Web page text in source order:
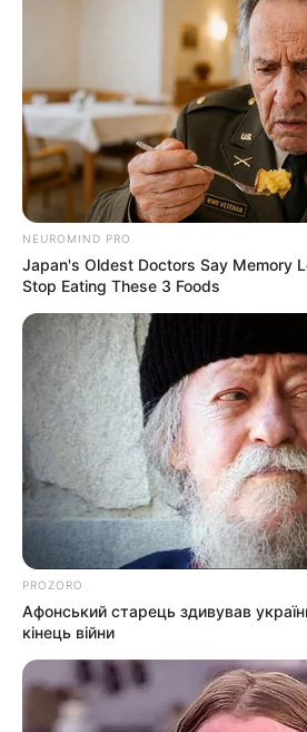
[wp-rss-aggregator id="2"]
Ви пропустили
ГАРЯЧI ПОДІЇ
Скандал у
сотням чоловіків
скасовували
випускали з
(фото)
09.08.2026
ПАРТНЕРСЬКІ МАТЕРІАЛИ ПОДІЇ
Попит на
Ужгороді зростає –
девелопера
07.08.2026
NEUROMIND PRO
Japan's Oldest Doctors Say Memory
Stop Eating These 3 Foods
PROZORO
Афонський старець здивував
кінець війни